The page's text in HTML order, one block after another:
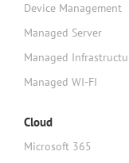
Device Management
Managed Server
Managed
Managed WI-FI
Cloud
Microsoft 365